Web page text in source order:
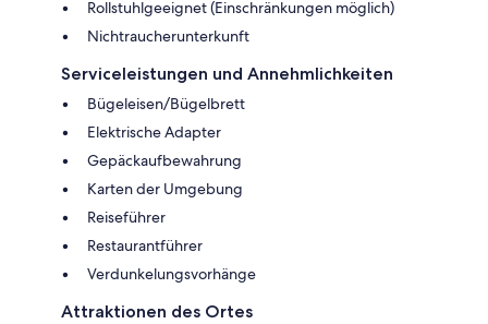
Rollstuhlgeeignet (Einschränkungen möglich)
Nichtraucherunterkunft
Serviceleistungen und Annehmlichkeiten
Bügeleisen/Bügelbrett
Elektrische Adapter
Gepäckaufbewahrung
Karten der Umgebung
Reiseführer
Restaurantführer
Verdunkelungsvorhänge
Attraktionen des Ortes